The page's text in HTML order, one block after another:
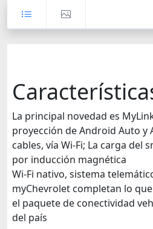
La principal novedad es
proyección de Android Auto y
cables, vía Wi-Fi; La carga del
por inducción magnética
Wi-Fi nativo, sistema
myChevrolet completan lo
el paquete de conectividad
del país